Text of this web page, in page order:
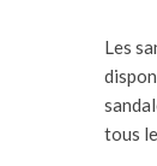
Les
tous